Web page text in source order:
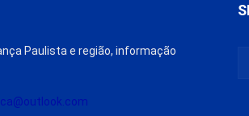
Paulista e região, informação